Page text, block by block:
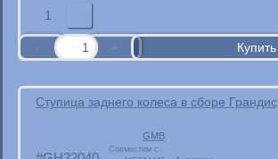
1
Ступица заднего колеса в сборе Грандис
GMB
Совместим с